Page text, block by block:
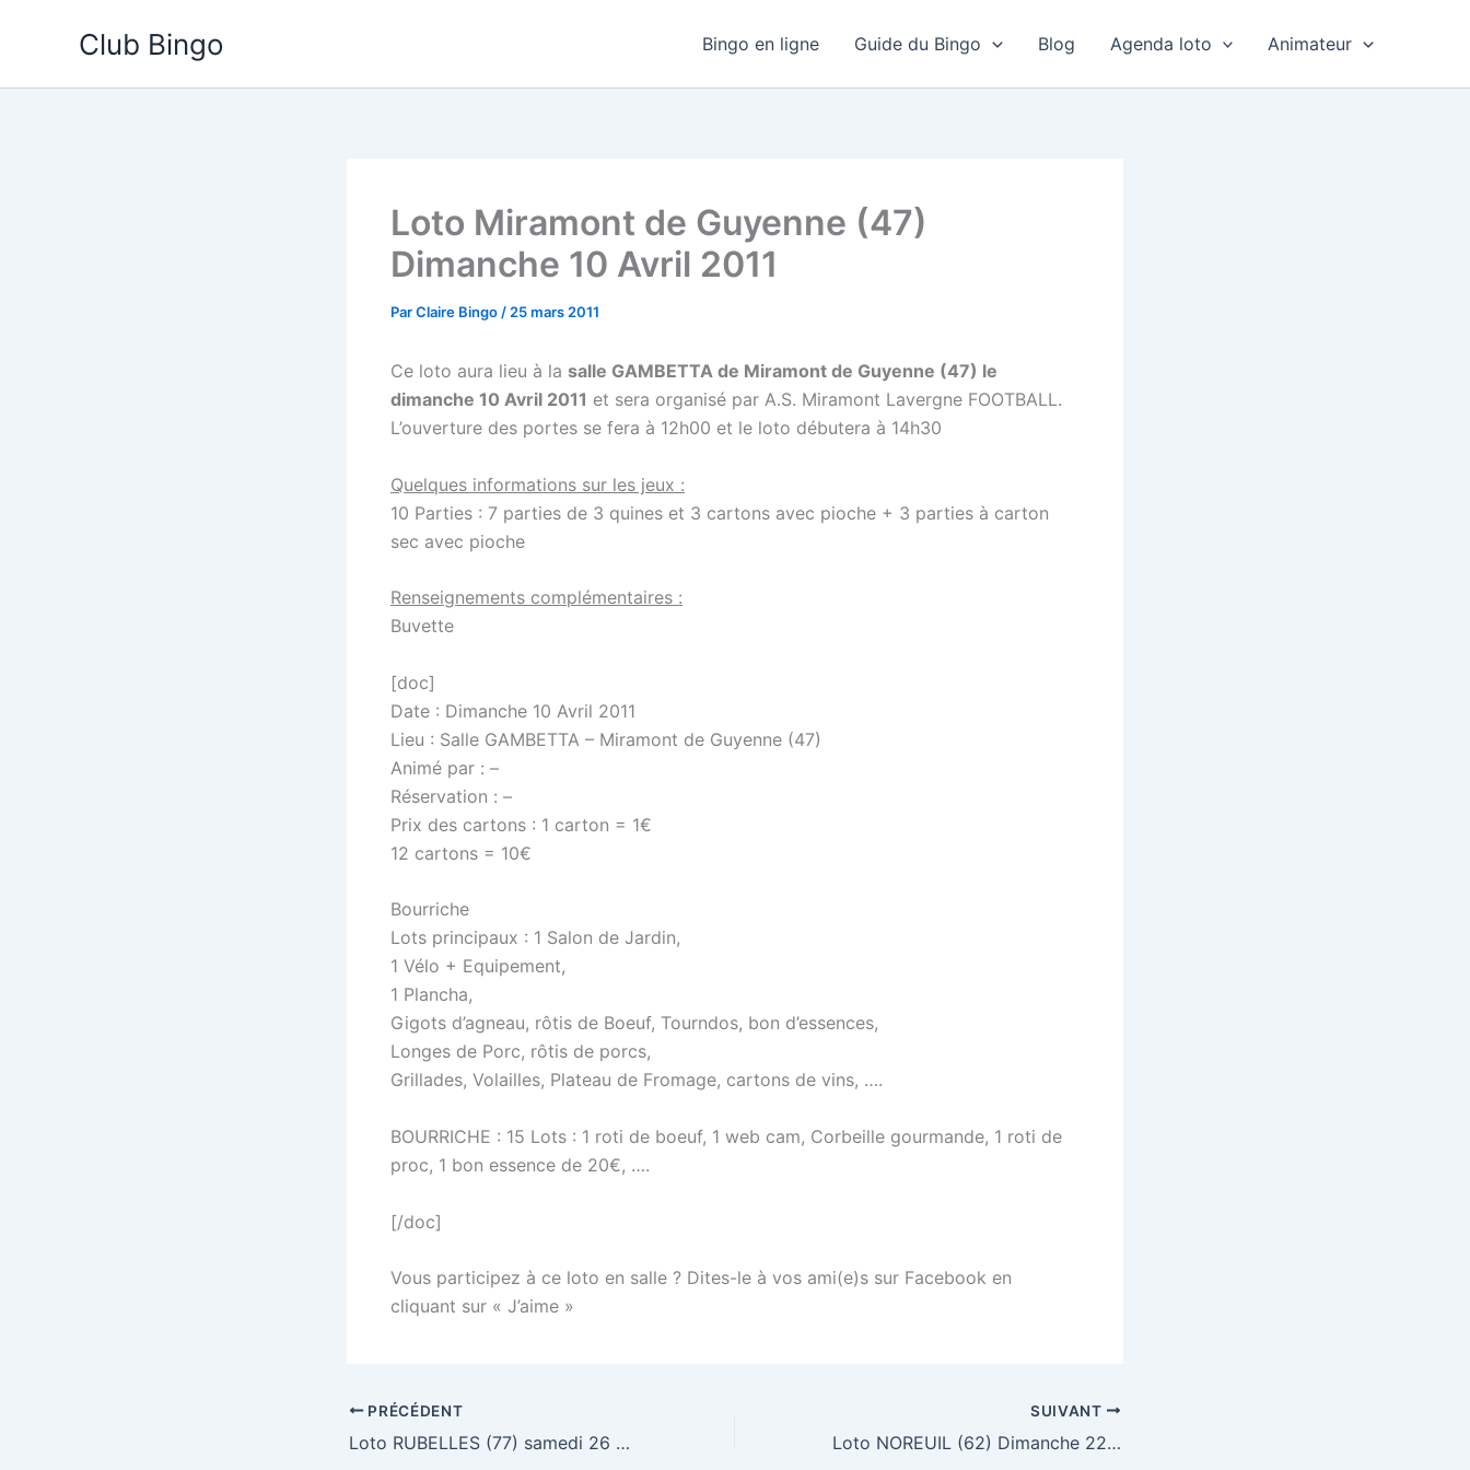
Club Bingo Bingo en ligne Guide du Bingo Blog Agenda loto Animateur
Loto Miramont de Guyenne (47)
Dimanche 10 Avril 2011
ParClaire Bingo / 25 mars 2011
Ce loto aura lieu à la salle GAMBETTA de Miramont de Guyenne (47) le
dimanche 10 Avril 2011 et sera organisé par A.S. Miramont Lavergne FOOTBALL.
L’ouverture des portes se fera à 12h00 et le loto débutera à 14h30
Quelques informations sur les jeux :
10 Parties : 7 parties de 3 quines et 3 cartons avec pioche + 3 parties à carton
sec avec pioche
Renseignements complémentaires :
Buvette
[doc]
Date : Dimanche 10 Avril 2011
Lieu : Salle GAMBETTA – Miramont de Guyenne (47)
Animé par : –
Réservation : –
Prix des cartons : 1 carton = 1€
12 cartons = 10€
Bourriche
Lots principaux : 1 Salon de Jardin,
1 Vélo + Equipement,
1 Plancha,
Gigots d’agneau, rôtis de Boeuf, Tourndos, bon d’essences,
Longes de Porc, rôtis de porcs,
Grillades, Volailles, Plateau de Fromage, cartons de vins, ….
BOURRICHE : 15 Lots : 1 roti de boeuf, 1 web cam, Corbeille gourmande, 1 roti de
proc, 1 bon essence de 20€, ….
[/doc]
Vous participez à ce loto en salle ? Dites-le à vos ami(e)s sur Facebook en
cliquant sur « J’aime »
PRÉCÉDENT
Loto RUBELLES (77) samedi 26 mars 2011
SUIVANT
Loto NOREUIL (62) Dimanche 22 Mai 2011